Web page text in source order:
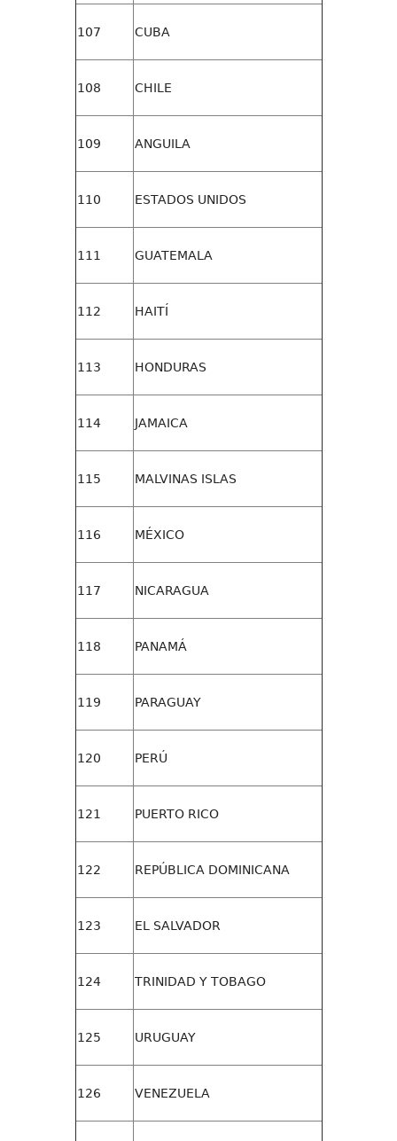
107 CUBA
108 CHILE
109 ANGUILA
110 ESTADOS UNIDOS
111 GUATEMALA
112 HAITÍ
113 HONDURAS
114 JAMAICA
115 MALVINAS ISLAS
116 MÉXICO
117 NICARAGUA
118 PANAMÁ
119 PARAGUAY
120 PERÚ
121 PUERTO RICO
122 REPÚBLICA DOMINICANA
123 EL SALVADOR
124 TRINIDAD Y TOBAGO
125 URUGUAY
126 VENEZUELA